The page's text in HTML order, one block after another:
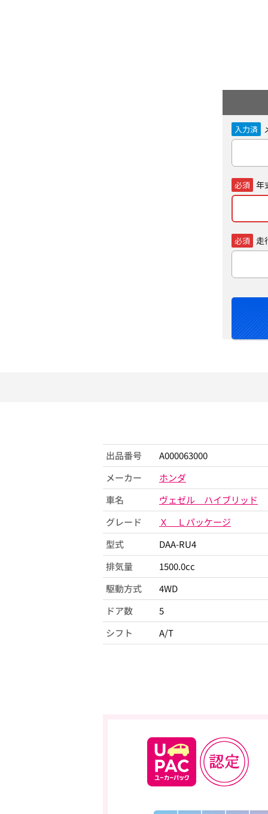
入力済
必須 年
必須 走
出品番号
A000063000
メーカー
ホンダ
車名
ヴェゼル ハイブリッド
グレード
Ｘ Ｌパッケージ
型式
DAA-RU4
排気量
1500.0cc
駆動方式
4WD
ドア数
5
シフト
A/T